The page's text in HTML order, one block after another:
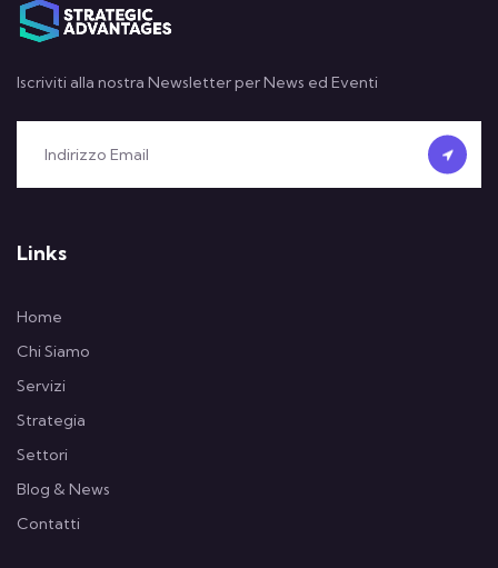
Iscriviti alla nostra Newsletter per News ed Eventi
Links
Home
Chi Siamo
Servizi
Strategia
Settori
Blog & News
Contatti